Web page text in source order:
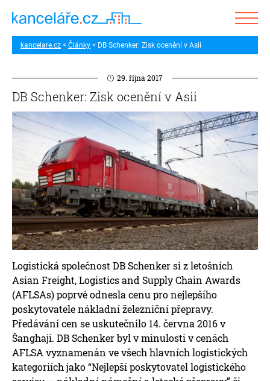
kancelare.cz Články DB Schenker: Zisk ocenění v Asii
29. října 2017
DB Schenker: Zisk ocenění v Asii
Logistická společnost DB Schenker si z letošních
Asian Freight, Logistics and Supply Chain Awards
(AFLSAs) poprvé odnesla cenu pro nejlepšího
poskytovatele nákladní železniční přepravy.
Předávání cen se uskutečnilo 14. června 2016 v
Šanghaji. DB Schenker byl v minulosti v cenách
AFLSA vyznamenán ve všech hlavních logistických
kategoriích jako “Nejlepší poskytovatel logistického